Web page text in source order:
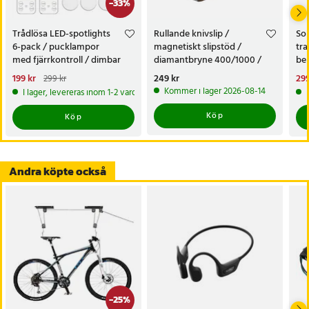
-33%
Trådlösa LED-spotlights
6-pack / pucklampor
med fjärrkontroll / dimbar
skåpbelysning
Nuvarande pris
199 krTidigare pris:299 kr
199 kr 299 kr
I lager, levereras inom 1-2 vardagar
Köp
Rullande knivslip /
magnetiskt slipstöd /
diamantbryne 400/1000 /
knivvässare med fasta vinklar
Pris:249 kr
249 kr
Kommer i lager 2026-08-14
Köp
Andra köpte också
-25%